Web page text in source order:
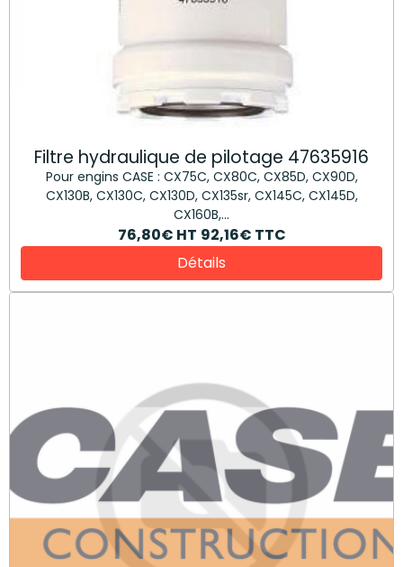
Filtre hydraulique de pilotage 47635916
Pour engins CASE : CX75C, CX80C, CX85D, CX90D,
CX130B, CX130C, CX130D, CX135sr, CX145C, CX145D,
CX160B,...
76,80€ HT 92,16€ TTC
Détails